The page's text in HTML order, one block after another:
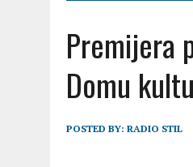
Premijera
Domu
POSTED BY: RADIO STIL